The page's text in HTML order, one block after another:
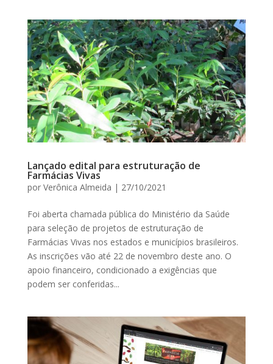
Lançado edital para estruturação de
Farmácias Vivas
por Verônica Almeida | 27/10/2021
Foi aberta chamada pública do Ministério da Saúde
para seleção de projetos de estruturação de
Farmácias Vivas nos estados e municípios brasileiros.
As inscrições vão até 22 de novembro deste ano. O
apoio financeiro, condicionado a exigências que
podem ser conferidas...